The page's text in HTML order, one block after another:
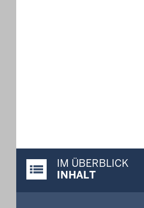
Justiz-Portal im Überblick:
IM ÜBERBLICK
INHALT